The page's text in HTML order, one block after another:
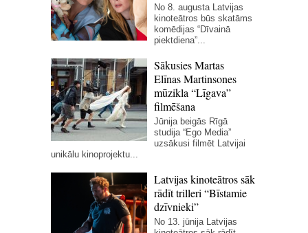
No 8. augusta Latvijas
kinoteātros būs skatāms
komēdijas “Dīvainā
piektdiena”...
Sākusies Martas
Elīnas Martinsones
mūzikla “Līgava”
filmēšana
Jūnija beigās Rīgā
studija “Ego Media”
uzsākusi filmēt Latvijai
unikālu kinoprojektu...
Latvijas kinoteātros sāk
rādīt trilleri “Bīstamie
dzīvnieki”
No 13. jūnija Latvijas